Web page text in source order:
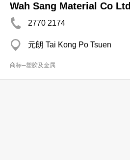
Wah Sang Material Co Ltd
2770 2174
元朗 Tai Kong Po Tsuen
商标─塑胶及金属